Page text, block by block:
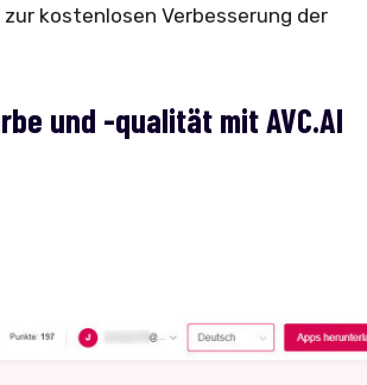
kostenlosen Verbesserung der
und -qualität mit AVC.AI